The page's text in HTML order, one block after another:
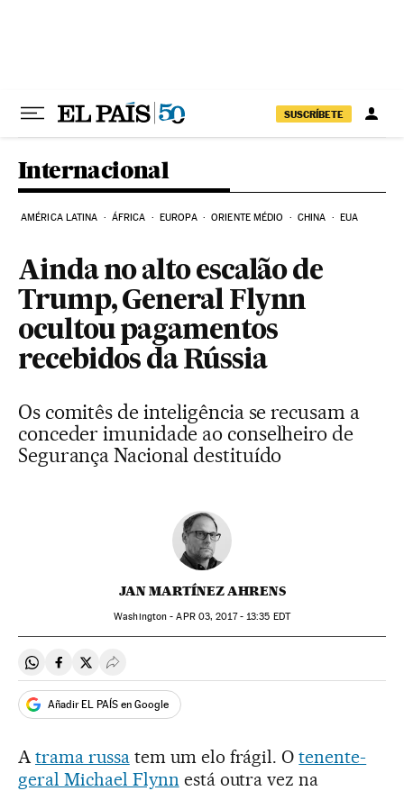
SUSCRÍBETE
Internacional
AMÉRICA LATINA ÁFRICA EUROPA ORIENTE MÉDIO CHINA EUA
Ainda no alto escalão de
Trump, General Flynn
ocultou pagamentos
recebidos da Rússia
Os comitês de inteligência se recusam a
conceder imunidade ao conselheiro de
Segurança Nacional destituído
JAN MARTÍNEZ AHRENS
Washington -APR03, 2017 - 13:35 EDT
Compartir en Whatsapp
Compartir en Facebook
Compartir en Twitter
Desplegar Redes Sociales
Añadir EL PAÍS en Google
Atrama russatem um elo frágil. Otenente-
geral Michael Flynn está outra vez na